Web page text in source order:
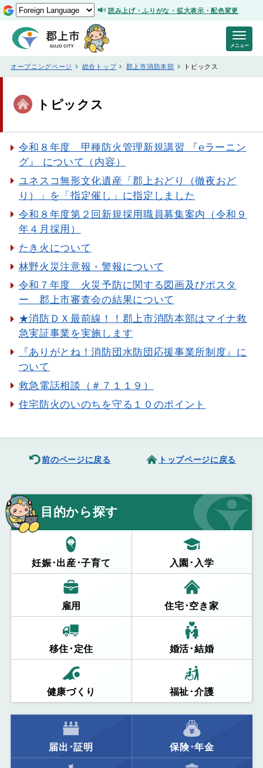
読み上げ・ふりがな・拡大表示・配色変更
オープニングページ 総合トップ 郡上市消防本部 トピックス
トピックス
令和８年度 甲種防火管理新規講習 『℮ラーニン
グ』 について（内容）
ユネスコ無形文化遺産「郡上おどり（徹夜おど
り）」を「指定催し」に指定しました
令和８年度第２回新規採用職員募集案内（令和９
年４月採用）
たき火について
林野火災注意報・警報について
令和７年度 火災予防に関する図画及びポスタ
ー 郡上市審査会の結果について
★消防ＤＸ最前線！！郡上市消防本部はマイナ救
急実証事業を実施します
『ありがとね！消防団水防団応援事業所制度』に
ついて
救急電話相談（＃７１１９）
住宅防火のいのちを守る１０のポイント
前のページに戻る トップページに戻る
目的から探す
妊娠･出産･子育て 入園･入学
雇用 住宅･空き家
移住･定住 婚活･結婚
健康づくり 福祉･介護
届出･証明 保険･年金
メニュー